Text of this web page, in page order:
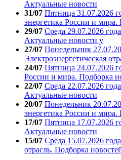
Актуальные новости
31/07 Пятница 31.07.2026
энергетика России и мира.
29/07 Среда 29.07.2026
Актуальные новости у
27/07 Понедельник
Электроэнергетическая
24/07 Пятница 24.07.2026
России и мира. Подборка
22/07 Среда 22.07.2026
Актуальные новости
20/07 Понедельник
энергетика России и мира.
17/07 Пятница 17.07.2026
Актуальные новости
15/07 Среда 15.07.2026
отрасль. Подборка